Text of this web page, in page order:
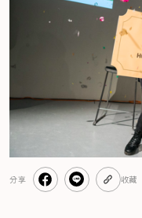
分享 收藏